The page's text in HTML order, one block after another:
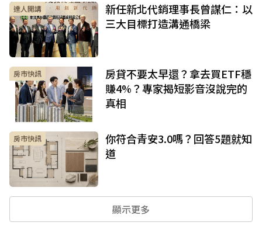
達人開講
新任新北代銷理事長曾謀仁：以
三大目標打造溝通橋梁
房市快訊
房貸不要太早還？拿去買ETF穩
賺4%？專家揭短影音沒說完的
真相
房市快訊
你符合青安3.0嗎？回答5題就知
道
顯示更多